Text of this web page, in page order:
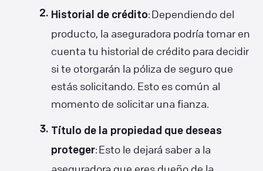
Historial de crédito: Dependiendo del
producto, la aseguradora podría tomar en
cuenta tu historial de crédito para decidir
si te otorgarán la póliza de seguro que
estás solicitando. Esto es común al
momento de solicitar una fianza.
Título de la propiedad que deseas
proteger: Esto le dejará saber a la